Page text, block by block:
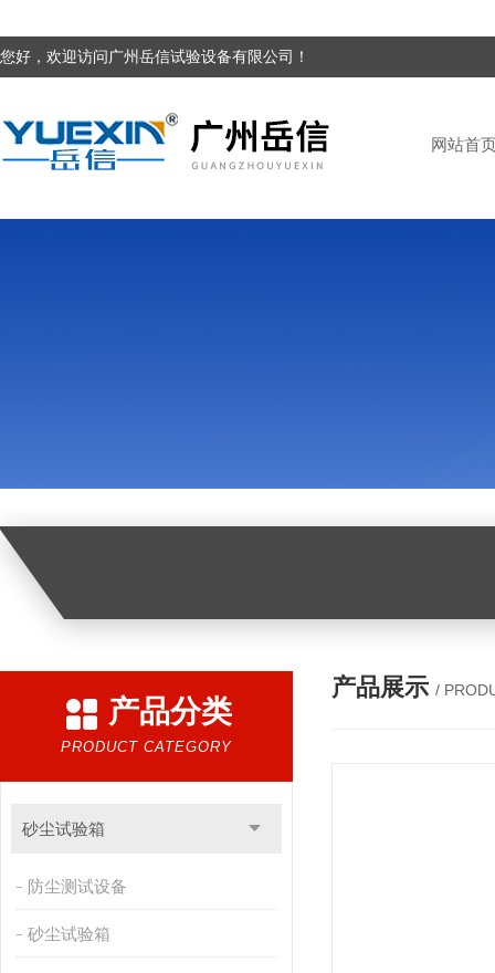
您好，欢迎访问广州岳信试验设备有限公司！
网站首
产品分类
PRODUCT CATEGORY
砂尘试验箱
防尘测试设备
砂尘试验箱
产品展示 /